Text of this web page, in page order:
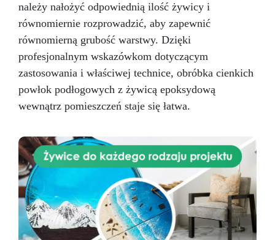
należy nałożyć odpowiednią ilość żywicy i
równomiernie rozprowadzić, aby zapewnić
równomierną grubość warstwy. Dzięki
profesjonalnym wskazówkom dotyczącym
zastosowania i właściwej technice, obróbka cienkich
powłok podłogowych z żywicą epoksydową
wewnątrz pomieszczeń staje się łatwa.